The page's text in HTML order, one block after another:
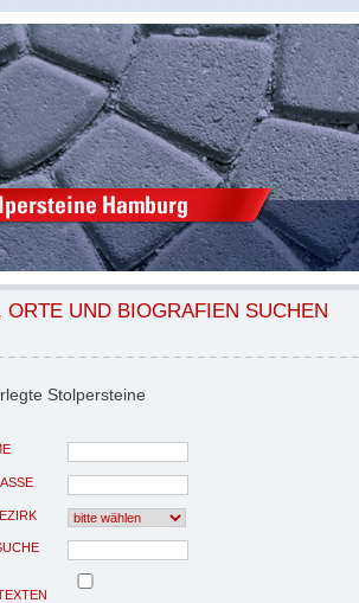
ORTE UND BIOGRAFIEN SUCHEN
Stolpersteine